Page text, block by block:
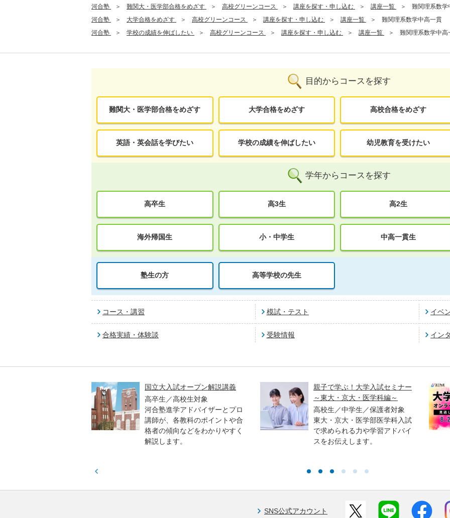
河合塾
難関大・医学部合格をめざす 高校グリーンコース 講座を探す・申し込む 講座一覧
難関理系数学
河合塾
大学合格をめざす 高校グリーンコース 講座を探す・申し込む 講座一覧
難関理系数学中高一貫
河合塾
学校の成績を伸ばしたい 高校グリーンコース 講座を探す・申し込む 講座一覧 難関理系数学中高
目的からコースを探す
難関大・医学部合格をめざす 大学合格をめざす 高校合格をめざす
英語・英会話を学びたい 学校の成績を伸ばしたい 幼児教育を受けたい
学年からコースを探す
高卒生 高3生 高2生
海外帰国生 小・中学生 中高一貫生
塾生の方 高等学校の先生
コース・講習 模試・テスト イベ
合格実績・体験談 受験情報 イン
国立大入試オープン解説講義
高卒生／高校生対象
河合塾進学アドバイザーとプロ
講師が、各教科のポイントや合
格者の傾向などをわかりやすく
解説します。
親子で学ぶ！大学入試セミナー
～東大・京大・医学科編～
高校生／中学生／保護者対象
東大・京大・医学部医学科入試
で求められる力や学習アドバイ
スをお伝えします。
SNS公式アカウント